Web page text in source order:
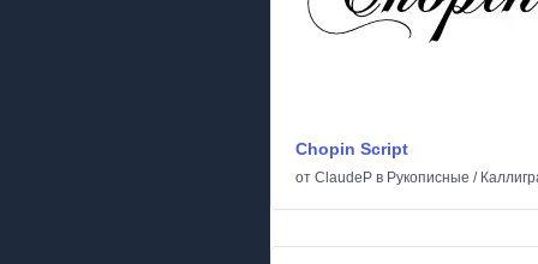
Chopin Script
от ClaudeP в Рукописные /